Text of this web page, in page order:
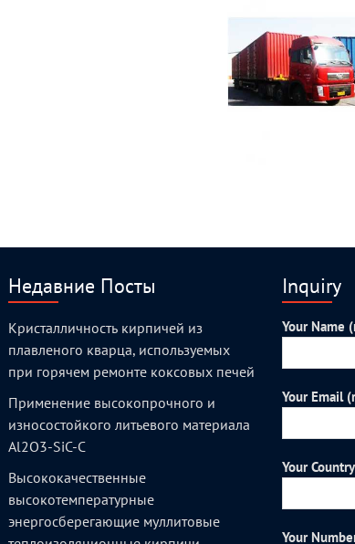
Недавние Посты
Кристалличность кирпичей из
плавленого кварца, используемых
при горячем ремонте коксовых печей
Применение высокопрочного и
износостойкого литьевого материала
Al2O3-SiC-C
Высококачественные
высокотемпературные
энергосберегающие муллитовые
Inquiry
Your Name
Your Email
Your Country
Your